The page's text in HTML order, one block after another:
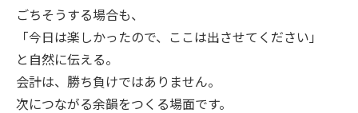
ごちそうする場合も、
「今日は楽しかったので、ここは出させてください」
と自然に伝える。
会計は、勝ち負けではありません。
次につながる余韻をつくる場面です。